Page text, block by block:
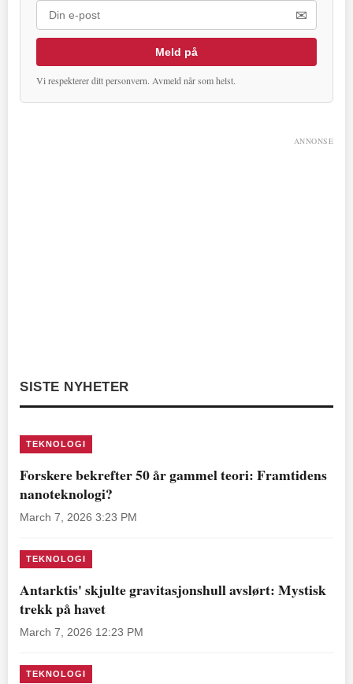
✉
Meld på
Vi respekterer ditt personvern. Avmeld når som helst.
ANNONSE
SISTE NYHETER
TEKNOLOGI
Forskere bekrefter 50 år gammel teori: Framtidens
nanoteknologi?
March 7, 2026 3:23 PM
TEKNOLOGI
Antarktis' skjulte gravitasjonshull avslørt: Mystisk
trekk på havet
March 7, 2026 12:23 PM
TEKNOLOGI